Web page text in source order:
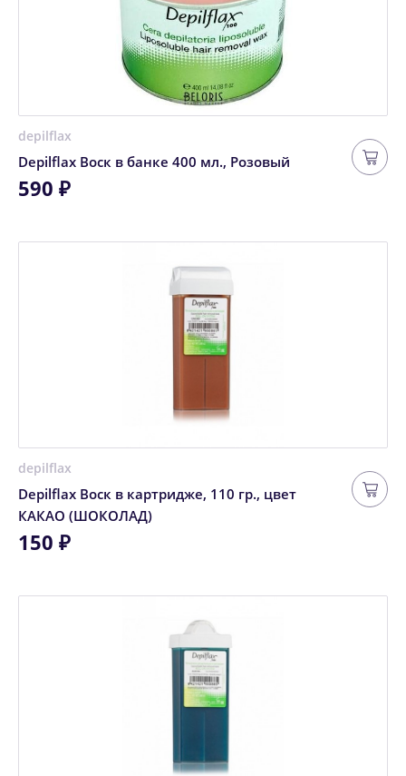
depilflax
Depilflax Воск в банке 400 мл., Розовый
590 ₽
depilflax
Depilflax Воск в картридже, 110 гр., цвет
КАКАО (ШОКОЛАД)
150 ₽